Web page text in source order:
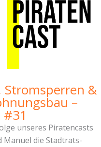
Stromsperren &
–
#31
unseres Piratencasts
Manuel die Stadtrats-